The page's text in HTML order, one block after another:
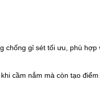
chống gỉ sét tối ưu, phù
cầm nắm mà còn tạo